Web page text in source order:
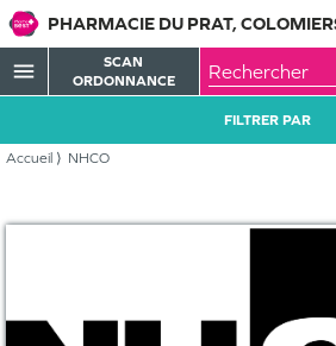
PHARMACIE DU PRAT,
menu
SCAN
ORDONNANCE
Accueil NHCO
FILTRER PAR